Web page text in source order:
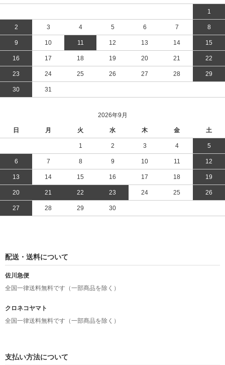
1
2 3 4 5 6 7 8
9 10 11 12 13 14 15
16 17 18 19 20 21 22
23 24 25 26 27 28 29
30 31
2026年9月
日 月 火 水 木 金 土
1 2 3 4 5
6 7 8 9 10 11 12
13 14 15 16 17 18 19
20 21 22 23 24 25 26
27 28 29 30
配送・送料について
佐川急便
全国一律送料無料です（一部商品を除く）
クロネコヤマト
全国一律送料無料です（一部商品を除く）
支払い方法について